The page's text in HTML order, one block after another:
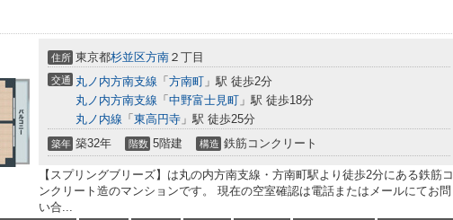
住所 東京都杉並区方南 ２丁目
交通 丸ノ内方南支線 「 方南町 」駅 徒歩2分
丸ノ内方南支線 「 中野富士見町 」駅 徒歩18分
丸ノ内線 「 東高円寺 」駅 徒歩25分
築年 築32年 階数 5階建 構造 鉄筋コンクリート
【スプリングブリーズ】は丸の内方南支線・方南町駅より徒歩2分にある鉄筋コ
ンクリート造のマンションです。 現在の空室確認は電話またはメールにてお問
い合...